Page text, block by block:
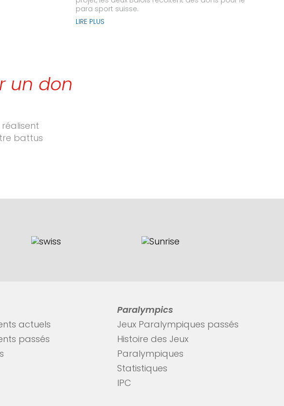
para sport suisse.
LIRE PLUS
un don
battus
actuels
passés
Paralympics
Jeux Paralympiques passés
Histoire des Jeux
Paralympiques
Statistiques
IPC